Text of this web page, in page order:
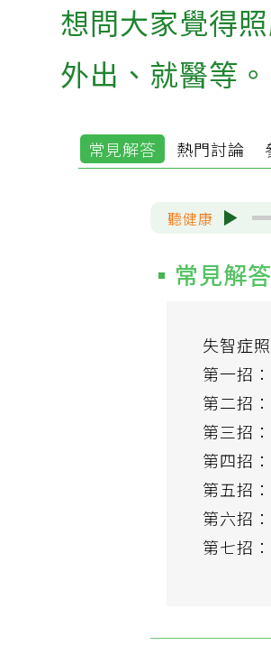
想問大家覺得
外出、就醫等。
常見解答 熱門討論
聽健康
常見解答
失智症
第一招
第二招
第三招
第四招
第五招
第六招
第七招